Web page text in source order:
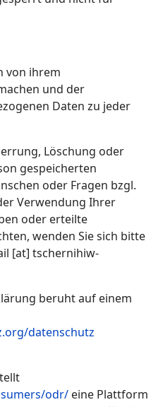
von ihrem
und der
Daten zu jeder
Löschung oder
gespeicherten
oder Fragen bzgl.
Verwendung Ihrer
oder erteilte
wenden Sie sich bitte
[at] tschernihiw-
beruht auf einem
datenschutz
odr/ eine Plattform